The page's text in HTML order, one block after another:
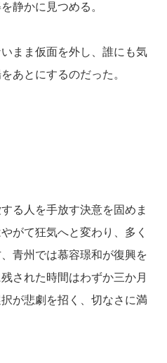
静かに見つめる。
まま仮面を外し、誰にも気
あとにするのだった。
る人を手放す決意を固めま
がて狂気へと変わり、多く
青州では慕容璟和が復興を
された時間はわずか三か月
が悲劇を招く、切なさに満